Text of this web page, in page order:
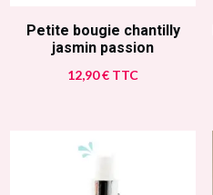
Petite bougie chantilly
jasmin passion
12,90€ TTC